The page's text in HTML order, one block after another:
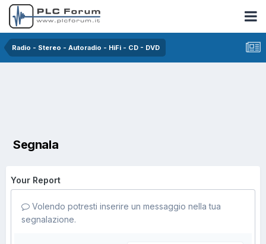
Radio - Stereo - Autoradio - HiFi - CD - DVD
Segnala
Your Report
Volendo potresti inserire un messaggio nella tua
segnalazione.